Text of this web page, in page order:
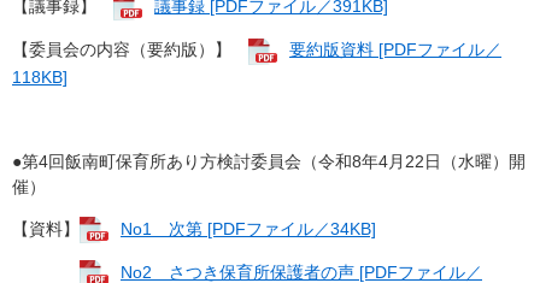
【議事録】 議事録 [PDFファイル／391KB]
【委員会の内容（要約版）】
要約版資料 [PDFファイル／
118KB]
●第4回飯南町保育所あり方検討委員会（令和8年4月22日（水曜）開
催）
【資料】 No1 次第 [PDFファイル／34KB]
No2 さつき保育所保護者の声 [PDFファイル／